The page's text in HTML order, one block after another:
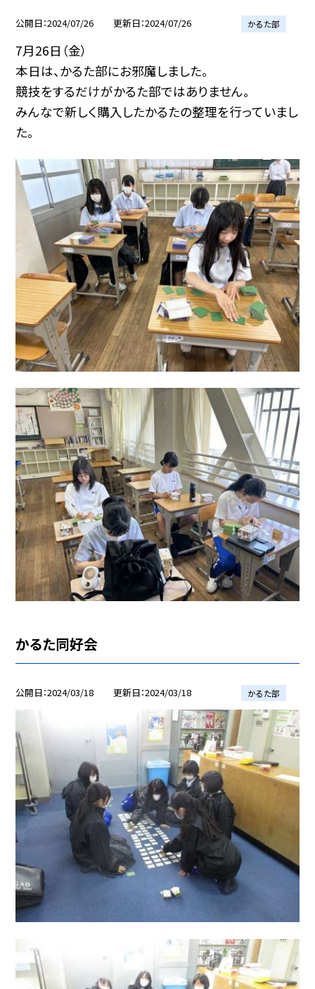
公開日 2024/07/26 更新日 2024/07/26 かるた部
7月26日（金）
本日は、かるた部にお邪魔しました。
競技をするだけがかるた部ではありません。
みんなで新しく購入したかるたの整理を行っていまし
た。
かるた同好会
公開日 2024/03/18 更新日 2024/03/18 かるた部